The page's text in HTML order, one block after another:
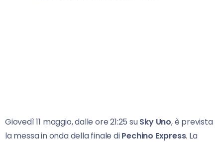
Giovedì 11 maggio, dalle ore 21:25 suSky Uno, è prevista
la messa in onda della finale diPechino Express. La